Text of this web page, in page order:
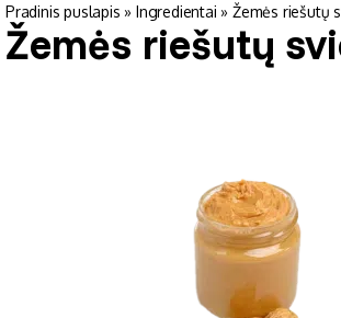
Pradinis puslapis »Ingredientai »Žemės riešutų
Žemės riešutų